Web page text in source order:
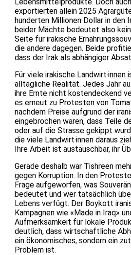
exportierten allein 2025
hunderten Millionen Dollar in den
beider Mächte bedeutet also
Seite für irakische
die andere dagegen. Beide
dass der Irak als abhängiger
Für viele irakische Landwirt·innen
alltägliche Realität. Jedes Jahr
ihre Ernte nicht kostendeckend
es erneut zu Protesten von
nachdem Preise aufgrund der
eingebrochen waren, dass Teile
oder auf die Strasse gekippt
die viele Landwirt·innen daraus
Ihre Arbeit ist austauschbar, ihr
Gerade deshalb war Tishreen
gegen Korruption. In den
Frage aufgeworfen, was
bedeutet und wer tatsächlich
Lebens verfügt. Der Boykott
Kampagnen wie «Made in Iraq»
Aufmerksamkeit für lokale
deutlich, dass wirtschaftliche
ein ökonomisches, sondern ein
Problem ist.